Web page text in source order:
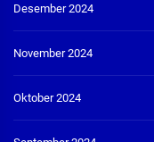
Desember 2024
November 2024
Oktober 2024